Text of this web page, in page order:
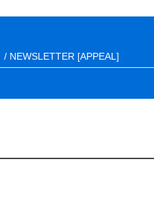
/ NEWSLETTER [APPEAL]